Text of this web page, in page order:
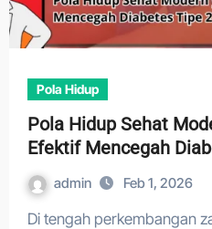
Pola Hidup
Pola Hidup Sehat
Efektif Mencegah
admin Feb 1, 2026
Di tengah perkembangan zaman yang semakin